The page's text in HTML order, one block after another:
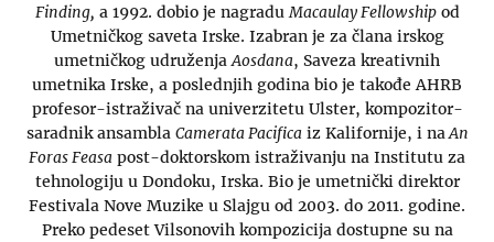
Finding, a 1992. dobio je nagraduMacaulay Fellowshipod
Umetničkog saveta Irske. Izabran je za člana irskog
umetničkog udruženjaAosdana, Saveza kreativnih
umetnika Irske, a poslednjih godina bio je takođe AHRB
profesor-istraživač na univerzitetu Ulster, kompozitor-
saradnik ansambla Camerata Pacificaiz Kalifornije, i naAn
Foras Feasa post-doktorskom istraživanju na Institutu za
tehnologiju u Dondoku, Irska. Bio je umetnički direktor
Festivala Nove Muzike u Slajgu od 2003. do 2011. godine.
Preko pedeset Vilsonovih kompozicija dostupne su na